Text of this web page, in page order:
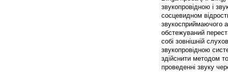
звукопровідною і
сосцевидном
звукосприймаючого
обстежуваний
собі зовнішній
звукопровідною
здійснити методом
проведенні звуку